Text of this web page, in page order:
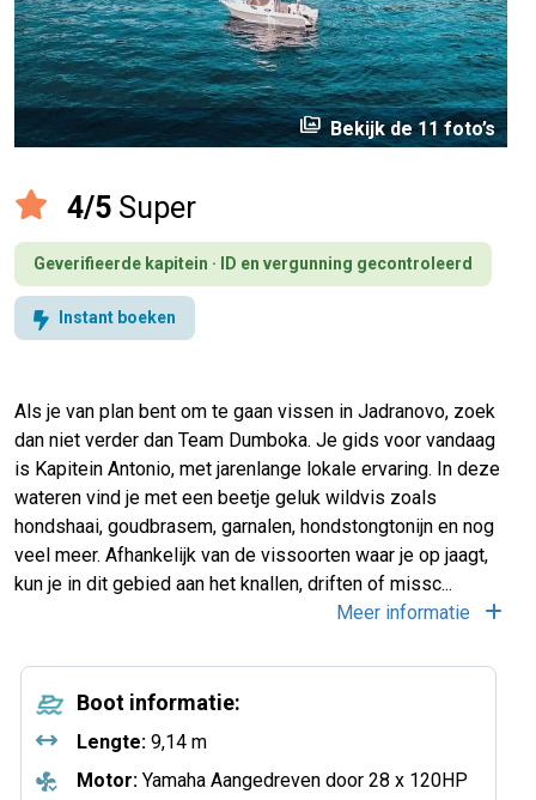
perm_media Bekijk de 11 foto’s
4/5 Super
Geverifieerde kapitein · ID en vergunning gecontroleerd
Instant boeken
Als je van plan bent om te gaan vissen in Jadranovo, zoek
dan niet verder dan Team Dumboka. Je gids voor vandaag
is Kapitein Antonio, met jarenlange lokale ervaring. In deze
wateren vind je met een beetje geluk wildvis zoals
hondshaai, goudbrasem, garnalen, hondstongtonijn en nog
veel meer. Afhankelijk van de vissoorten waar je op jaagt,
kun je in dit gebied aan het knallen, driften of missc...
Meer informatie
Boot informatie:
Lengte: 9,14 m
Motor: Yamaha Aangedreven door 28 x 120HP